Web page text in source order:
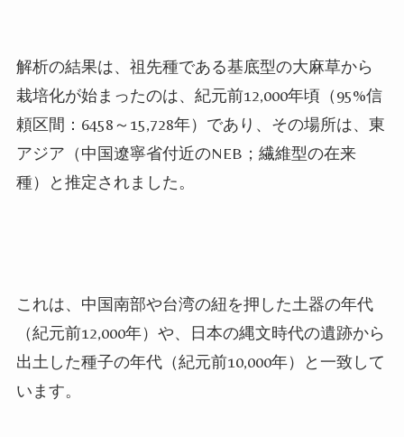
解析の結果は、祖先種である基底型の大麻草から
栽培化が始まったのは、紀元前12,000年頃（95%信
頼区間： 6458～ 15,728年）であり、その場所は、東
アジア（中国遼寧省付近のNEB ；繊維型の在来
種）と推定されました。
これは、中国南部や台湾の紐を押した土器の年代
（紀元前12,000年）や、日本の縄文時代の遺跡から
出土した種子の年代（紀元前10,000年）と一致して
います。